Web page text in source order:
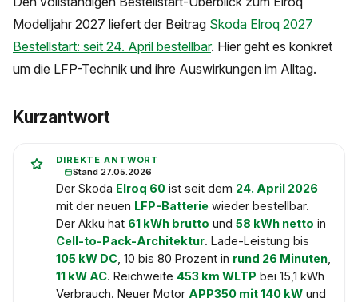
Modelljahr 2027 liefert der Beitrag Skoda Elroq 2027
Bestellstart: seit 24. April bestellbar. Hier geht es konkret
um die LFP-Technik und ihre Auswirkungen im Alltag.
Kurzantwort
DIREKTE ANTWORT
Stand 27.05.2026
Der Skoda Elroq 60 ist seit dem 24. April 2026
mit der neuen LFP-Batterie wieder bestellbar.
Der Akku hat 61 kWh brutto und 58 kWh netto in
Cell-to-Pack-Architektur. Lade-Leistung bis
105 kW DC , 10 bis 80 Prozent in rund 26 Minuten
11 kW AC. Reichweite 453 km WLTP bei 15,1 kWh
Verbrauch. Neuer Motor APP350 mit 140 kW und